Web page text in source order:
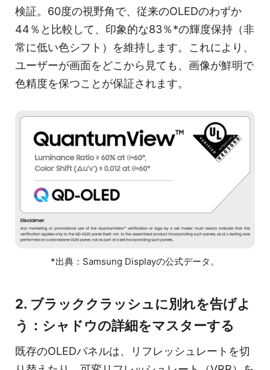
検証。60度の視野角で、従来のOLEDのわずか
44％と比較して、印象的な83％*の輝度保持（非
常に低い色シフト）を維持します。これにより、
ユーザーが画面をどこから見ても、画像が鮮明で
色精度を保つことが保証されます。
*出典：Samsung Displayの公式データ。
2. ブラッククラッシュに別れを告げよ
う：シャドウの詳細をマスターする
既存のOLEDパネルは、リフレッシュレートを切